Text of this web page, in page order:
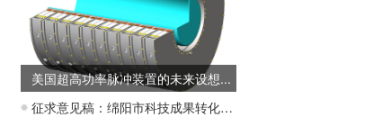
美国超高功率脉冲装置的未来设想...
征求意见稿：绵阳市科技成果转化中试研发平台建设运行管理办法（试行）